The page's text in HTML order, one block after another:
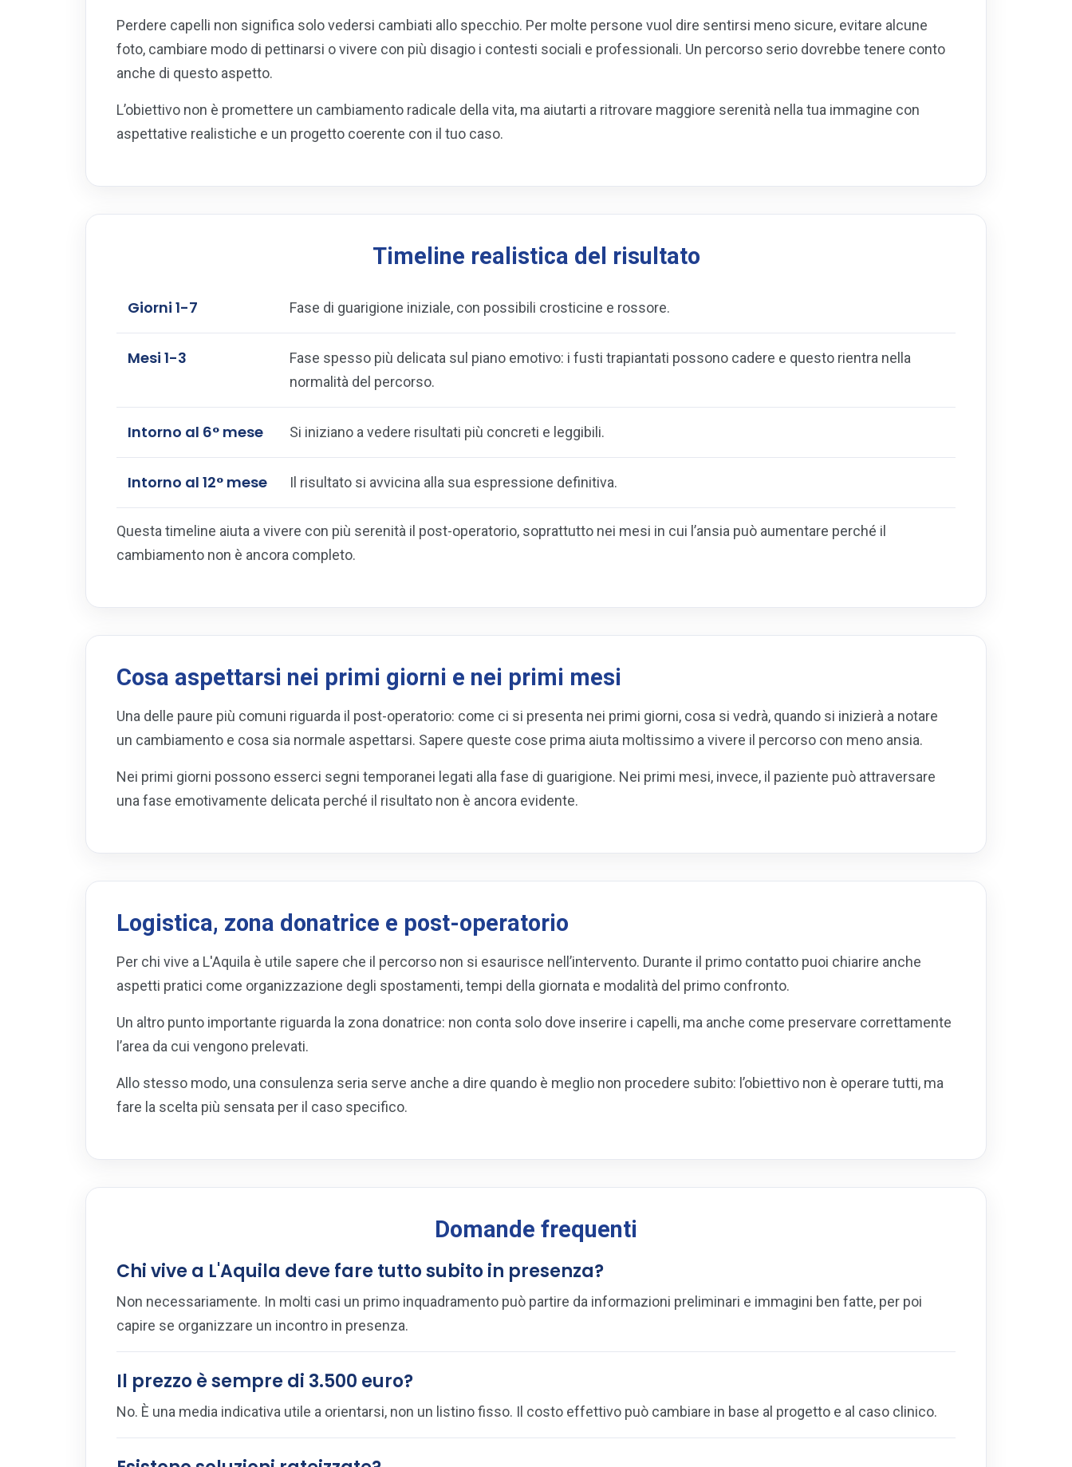
Perdere capelli non significa solo vedersi cambiati allo specchio. Per molte persone vuol dire sentirsi meno sicure, evitare alcune
foto, cambiare modo di pettinarsi o vivere con più disagio i contesti sociali e professionali. Un percorso serio dovrebbe tenere conto
anche di questo aspetto.
L’obiettivo non è promettere un cambiamento radicale della vita, ma aiutarti a ritrovare maggiore serenità nella tua immagine con
aspettative realistiche e un progetto coerente con il tuo caso.
Timeline realistica del risultato
Giorni 1-7 Fase di guarigione iniziale, con possibili crosticine e rossore.
Mesi 1-3
Fase spesso più delicata sul piano emotivo: i fusti trapiantati possono cadere e questo rientra nella
normalità del percorso.
Intorno al 6° mese Si iniziano a vedere risultati più concreti e leggibili.
Intorno al 12° mese Il risultato si avvicina alla sua espressione definitiva.
Questa timeline aiuta a vivere con più serenità il post-operatorio, soprattutto nei mesi in cui l’ansia può aumentare perché il
cambiamento non è ancora completo.
Cosa aspettarsi nei primi giorni e nei primi mesi
Una delle paure più comuni riguarda il post-operatorio: come ci si presenta nei primi giorni, cosa si vedrà, quando si inizierà a notare
un cambiamento e cosa sia normale aspettarsi. Sapere queste cose prima aiuta moltissimo a vivere il percorso con meno ansia.
Nei primi giorni possono esserci segni temporanei legati alla fase di guarigione. Nei primi mesi, invece, il paziente può attraversare
una fase emotivamente delicata perché il risultato non è ancora evidente.
Logistica, zona donatrice e post-operatorio
Per chi vive a L'Aquila è utile sapere che il percorso non si esaurisce nell’intervento. Durante il primo contatto puoi chiarire anche
aspetti pratici come organizzazione degli spostamenti, tempi della giornata e modalità del primo confronto.
Un altro punto importante riguarda la zona donatrice: non conta solo dove inserire i capelli, ma anche come preservare correttamente
l’area da cui vengono prelevati.
Allo stesso modo, una consulenza seria serve anche a dire quando è meglio non procedere subito: l’obiettivo non è operare tutti, ma
fare la scelta più sensata per il caso specifico.
Domande frequenti
Chi vive a L'Aquila deve fare tutto subito in presenza?
Non necessariamente. In molti casi un primo inquadramento può partire da informazioni preliminari e immagini ben fatte, per poi
capire se organizzare un incontro in presenza.
Il prezzo è sempre di 3.500 euro?
No. È una media indicativa utile a orientarsi, non un listino fisso. Il costo effettivo può cambiare in base al progetto e al caso clinico.